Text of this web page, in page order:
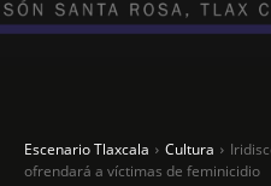
Escenario Tlaxcala Cultura
ofrendará a víctimas de feminicidio